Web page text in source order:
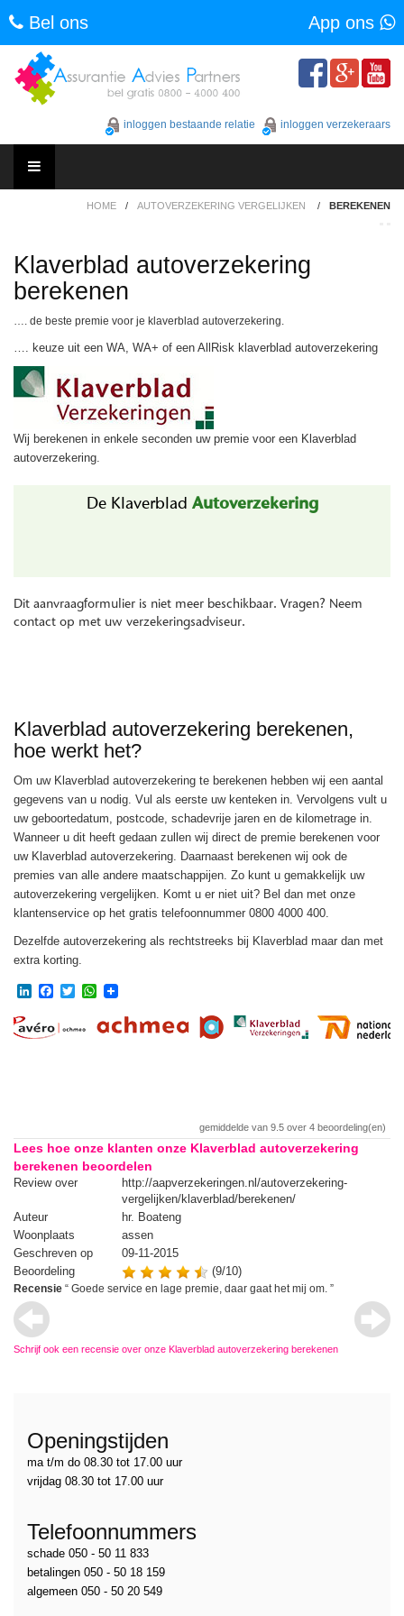
Bel ons App ons
content
inloggen bestaande relatie inloggen verzekeraars
HOME / AUTOVERZEKERING VERGELIJKEN / BEREKENEN
Klaverblad autoverzekering
berekenen
…. de beste premie voor je klaverblad autoverzekering.
…. keuze uit een WA, WA+ of een AllRisk klaverblad autoverzekering
Wij berekenen in enkele seconden uw premie voor een Klaverblad
autoverzekering.
Klaverblad autoverzekering berekenen,
hoe werkt het?
Om uw Klaverblad autoverzekering te berekenen hebben wij een aantal
gegevens van u nodig. Vul als eerste uw kenteken in. Vervolgens vult u
uw geboortedatum, postcode, schadevrije jaren en de kilometrage in.
Wanneer u dit heeft gedaan zullen wij direct de premie berekenen voor
uw Klaverblad autoverzekering. Daarnaast berekenen wij ook de
premies van alle andere maatschappijen. Zo kunt u gemakkelijk uw
autoverzekering vergelijken. Komt u er niet uit? Bel dan met onze
klantenservice op het gratis telefoonnummer 0800 4000 400.
Dezelfde autoverzekering als rechtstreeks bij Klaverblad maar dan met
extra korting.
LinkedIn
Facebook
TwitterWhatsApp
Lees hoe onze klanten onze Klaverblad autoverzekering
berekenen beoordelen
Review over
http://aapverzekeringen.nl/autoverzekering-
vergelijken/klaverblad/berekenen/
Auteur
hr. Boateng
Woonplaats
assen
Geschreven op
09-11-2015
Beoordeling
(9/10)
Recensie “ Goede service en lage premie, daar gaat het mij om. ”
gemiddelde van 9.5 over 4 beoordeling(en)
Schrijf ook een recensie over onze Klaverblad autoverzekering berekenen
Openingstijden
ma t/m do 08.30 tot 17.00 uur
vrijdag 08.30 tot 17.00 uur
Telefoonnummers
schade 050 - 50 11 833
betalingen 050 - 50 18 159
algemeen 050 - 50 20 549